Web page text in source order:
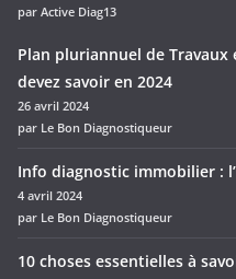
par Active Diag13
Plan pluriannuel de
devez savoir en 2024
26 avril 2024
par Le Bon Diagnostiqueur
Info diagnostic immobilier :
4 avril 2024
par Le Bon Diagnostiqueur
10 choses essentielles à